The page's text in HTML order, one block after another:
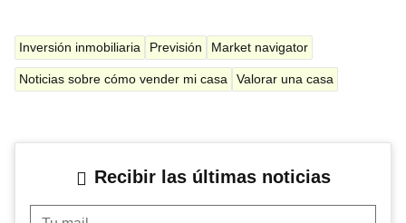
Inversión inmobiliaria Previsión Market navigator
Noticias sobre cómo vender mi casa Valorar una casa
Recibir las últimas noticias
Tu mail